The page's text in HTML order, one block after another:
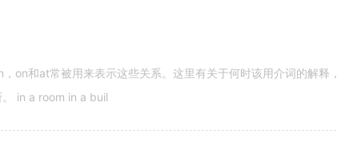
on和at常被用来表示这些关系。这里有关于何时该用介词的解释，
in a room in a buil